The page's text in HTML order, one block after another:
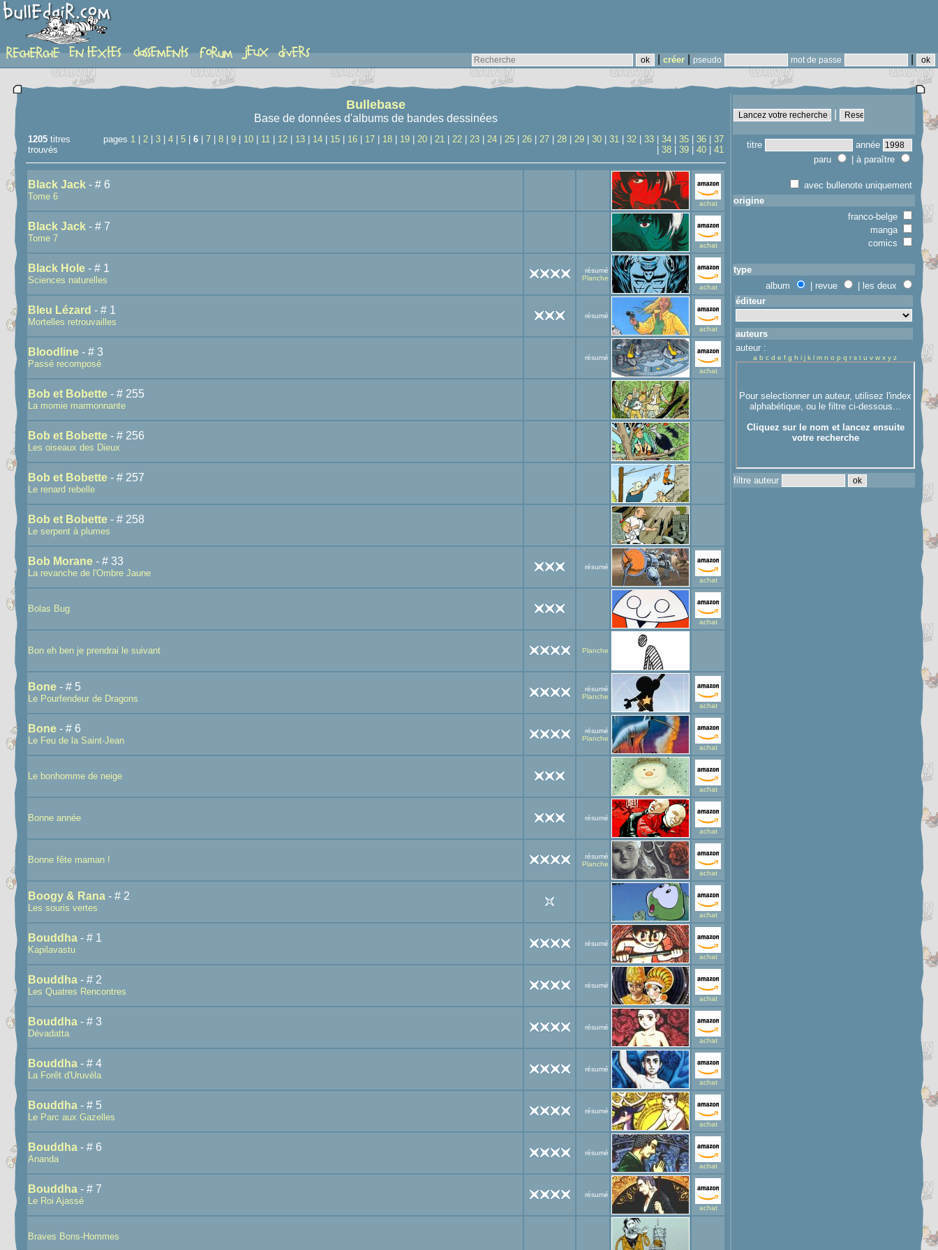
créer pseudo mot de passe
recherche
Bullebase
Base de données d'albums de bandes dessinées
1205 titres
trouvés
pages 1 2 3 4 5 6 7 8 9 10 11 12 13 14 15 16 17 18 19 20 21 22 23 24 25 26 27 28 29 30 31 32 33 34 35 36
37
38 39 40 41
Black Jack - # 6
Tome 6
achat
Black Jack - # 7
Tome 7
achat
Black Hole - # 1
Sciences naturelles
résumé
Planche
achat
Bleu Lézard - # 1
Mortelles retrouvailles
résumé
achat
Bloodline - # 3
Passé recomposé
résumé
achat
Bob et Bobette - # 255
La momie marmonnante
Bob et Bobette - # 256
Les oiseaux des Dieux
Bob et Bobette - # 257
Le renard rebelle
Bob et Bobette - # 258
Le serpent à plumes
Bob Morane - # 33
La revanche de l'Ombre Jaune
résumé
achat
Bolas Bug
achat
Bon eh ben je prendrai le suivant Planche
Bone - # 5
Le Pourfendeur de Dragons
résumé
Planche
achat
Bone - # 6
Le Feu de la Saint-Jean
résumé
Planche
achat
Le bonhomme de neige
achat
Bonne année
résumé
achat
Bonne fête maman !
résumé
Planche
achat
Boogy & Rana - # 2
Les souris vertes
achat
Bouddha - # 1
Kapilavastu
résumé
achat
Bouddha - # 2
Les Quatres Rencontres
résumé
achat
Bouddha - # 3
Dévadatta
résumé
achat
Bouddha - # 4
La Forêt d'Uruvéla
résumé
achat
Bouddha - # 5
Le Parc aux Gazelles
résumé
achat
Bouddha - # 6
Ananda
résumé
achat
Bouddha - # 7
Le Roi Ajassé
résumé
achat
Braves Bons-Hommes
titre
année
paru
| à paraître
avec bullenote uniquement
origine
franco-belge
manga
comics
type
album
| revue
| les deux
éditeur
auteurs
auteur :
a b c d e f g h i j k l m n o p q r s t u v w x y z
filtre auteur